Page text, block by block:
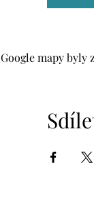
Google mapy byly